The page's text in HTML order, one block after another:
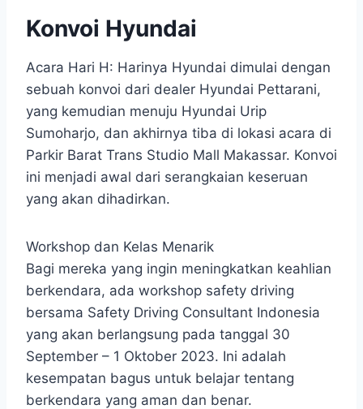
Konvoi Hyundai
Acara Hari H: Harinya Hyundai dimulai dengan
sebuah konvoi dari dealer Hyundai Pettarani,
yang kemudian menuju Hyundai Urip
Sumoharjo, dan akhirnya tiba di lokasi acara di
Parkir Barat Trans Studio Mall Makassar. Konvoi
ini menjadi awal dari serangkaian keseruan
yang akan dihadirkan.
Workshop dan Kelas Menarik
Bagi mereka yang ingin meningkatkan keahlian
berkendara, ada workshop safety driving
bersama Safety Driving Consultant Indonesia
yang akan berlangsung pada tanggal 30
September – 1 Oktober 2023. Ini adalah
kesempatan bagus untuk belajar tentang
berkendara yang aman dan benar.